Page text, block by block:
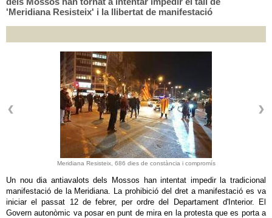
'Meridiana Resisteix' i la llibertat de manifestació
Meridiana Resisteix, 686 dies de constància i compromís
Un nou dia antiavalots dels Mossos han intentat impedir la tradicional
manifestació de la Meridiana. La prohibició del dret a manifestació es va
iniciar el passat 12 de febrer, per ordre del Departament d'Interior. El
Govern autonòmic va posar en punt de mira en la protesta que es porta a